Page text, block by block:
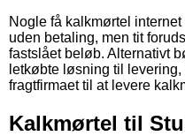
Nogle få kalkmørtel
uden betaling, men tit
fastslået beløb. Alternativt
letkøbte løsning til
fragtfirmaet til at levere
Kalkmørtel til